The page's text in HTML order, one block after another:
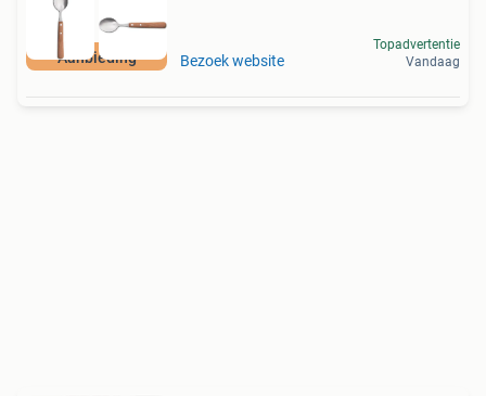
Aanbieding Bezoek website
Topadvertentie
Vandaag